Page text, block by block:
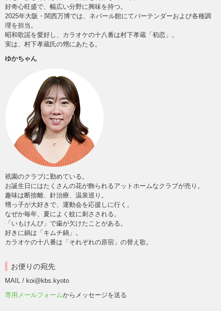
好奇心旺盛で、幅広い分野に興味を持つ。
2025年大阪・関西万博では、ネパール館にてバーテンダーおよび各種調
理を担当。
昭和歌謡を愛好し、カラオケの十八番は村下孝蔵「初恋」。
実は、村下孝蔵氏の甥にあたる。
ゆかちゃん
祇園のクラブに勤めている。
お誕生日にはたくさんの花が飾られるアットホームなクラブが売り。
趣味は断捨離、針治療、温泉巡り。
甥っ子が大好きで、運動会を応援しに行く。
なぜか毎年、夏によく蚊に刺さされる。
「いもけんぴ」で歯が欠けたことがある。
好きに鍋は「キムチ鍋」。
カラオケの十八番は「それぞれの原宿」の替え歌。
お便りの宛先
MAIL / koi@kbs.kyoto
専用メールフォームからメッセージを送る